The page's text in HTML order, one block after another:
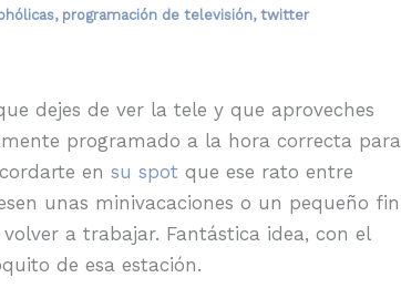
, programación de televisión, twitter
dejes de ver la tele y que aproveches
programado a la hora correcta para
en su spotque ese rato entre
unas minivacaciones o un pequeño fin
a trabajar. Fantástica idea, con el
de esa estación.